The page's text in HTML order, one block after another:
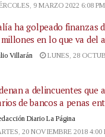
9 MARZO 2022 6:08 PM
ha golpeado finanzas
en lo que va del
Villarán
LUNES, 28
a delincuentes que
de bancos a penas
Diario La Página
20 NOVIEMBRE 2018 4:00